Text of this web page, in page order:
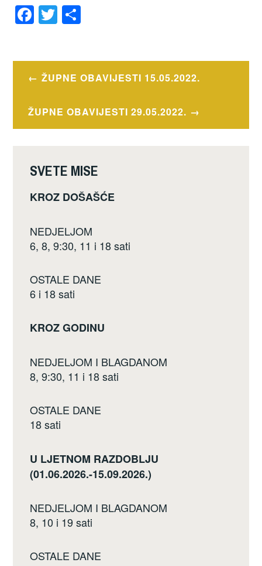
F
a
e
b
o
o
T
wi
er e
Navigacija
ŽUPNE OBAVIJESTI 15.05.2022.
ŽUPNE OBAVIJESTI 29.05.2022.
SVETE MISE
KROZ DOŠAŠĆE
NEDJELJOM
6, 8, 9:30, 11 i 18 sati
OSTALE DANE
6 i 18 sati
KROZ GODINU
NEDJELJOM I BLAGDANOM
8, 9:30, 11 i 18 sati
OSTALE DANE
18 sati
U LJETNOM RAZDOBLJU
(01.06.2026.-15.09.2026.)
NEDJELJOM I BLAGDANOM
8, 10 i 19 sati
OSTALE DANE